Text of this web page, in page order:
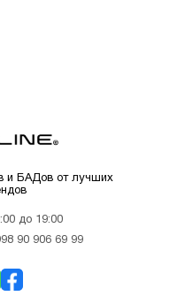
и БАДов от лучших
до 19:00
90 906 69 99